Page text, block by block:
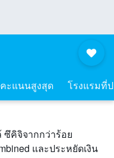
ะแนนสูงสุด โรงแรมที่
ซึคิจิจากกว่าร้อย
และประหยัดเงิน